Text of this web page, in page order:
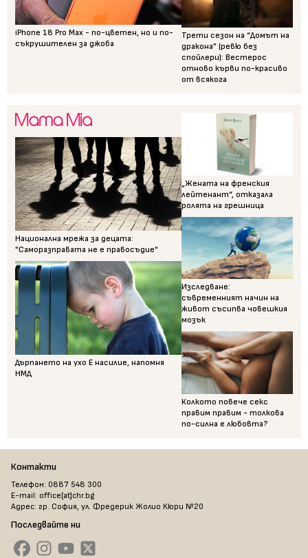
iPhone 18 Pro Max - по-цветен, но и по-
съкрушителен за джоба
Трети сезон на “Домът на
дракона” (ревю без
спойлери): Вестерос
отново кърви по-красиво
от всякога
Национална мрежа за децата:
"Саморазправата не е правосъдие"
Дърпането на ухо Е насилие, напомня
НМД
„Жената на френския
лейтенант“, отказала
ролята на грешница
Изследване:
съвременният начин на
живот съсипва човешкия
мозък
Колкото повече секс
правим правим - толкова
по-силна е любовта?
Контакти
Телефон: 0887 548 300
E-mail: office[at]chr.bg
Адрес: гр. София, ул. Фредерик Жолио Кюри №20
Последвайте ни